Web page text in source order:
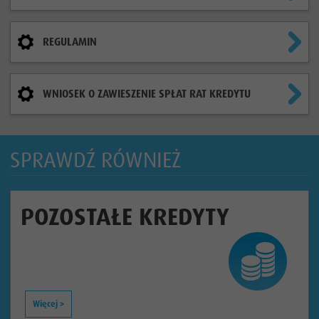
REGULAMIN
WNIOSEK O ZAWIESZENIE SPŁAT RAT KREDYTU
SPRAWDŹ RÓWNIEŻ
POZOSTAŁE KREDYTY
Więcej >